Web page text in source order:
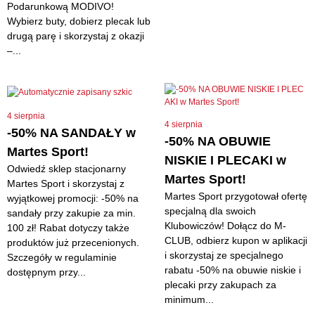
Podarunkową MODIVO!
Wybierz buty, dobierz plecak lub
drugą parę i skorzystaj z okazji
–...
4 sierpnia
-50% NA SANDAŁY w
Martes Sport!
Odwiedź sklep stacjonarny
Martes Sport i skorzystaj z
wyjątkowej promocji: -50% na
sandały przy zakupie za min.
100 zł! Rabat dotyczy także
produktów już przecenionych.
Szczegóły w regulaminie
dostępnym przy...
4 sierpnia
-50% NA OBUWIE
NISKIE I PLECAKI w
Martes Sport!
Martes Sport przygotował ofertę
specjalną dla swoich
Klubowiczów! Dołącz do M-
CLUB, odbierz kupon w aplikacji
i skorzystaj ze specjalnego
rabatu -50% na obuwie niskie i
plecaki przy zakupach za
minimum...